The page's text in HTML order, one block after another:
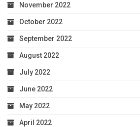
November 2022
October 2022
September 2022
August 2022
July 2022
June 2022
May 2022
April 2022